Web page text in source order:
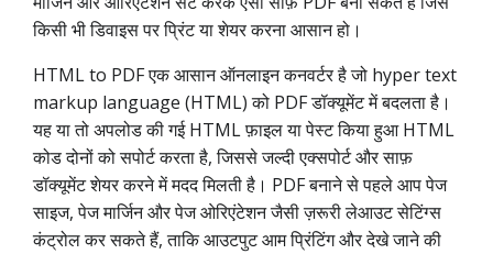
किसी भी डिवाइस पर प्रिंट या शेयर करना आसान हो।
HTML to PDF एक आसान ऑनलाइन कनवर्टर है जो hyper text
markup language (HTML) को PDF डॉक्यूमेंट में बदलता है।
यह या तो अपलोड की गई HTML फ़ाइल या पेस्ट किया हुआ HTML
कोड दोनों को सपोर्ट करता है, जिससे जल्दी एक्सपोर्ट और साफ़
डॉक्यूमेंट शेयर करने में मदद मिलती है। PDF बनाने से पहले आप पेज
साइज, पेज मार्जिन और पेज ओरिएंटेशन जैसी ज़रूरी लेआउट सेटिंग्स
कंट्रोल कर सकते हैं, ताकि आउटपुट आम प्रिंटिंग और देखे जाने की